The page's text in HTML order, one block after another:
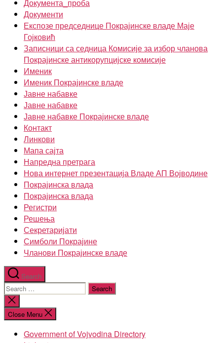
Документа_проба
Документи
Експозе председнице Покрајинске владе Маје
Гојковић
Записници са седница Комисије за избор чланова
Покрајинске антикорупцијске комисије
Именик
Именик Покрајинске владе
Јавне набавке
Јавне набавке
Јавне набавке Покрајинске владе
Контакт
Линкови
Мапа сајта
Напредна претрага
Нова интернет презентација Владе АП Војводине
Покрајинска влада
Покрајинска влада
Регистри
Решења
Секретаријати
Симболи Покрајине
Чланови Покрајинске владе
Search
Search
for:
Close
search
Close Menu
Government of Vojvodina Directory